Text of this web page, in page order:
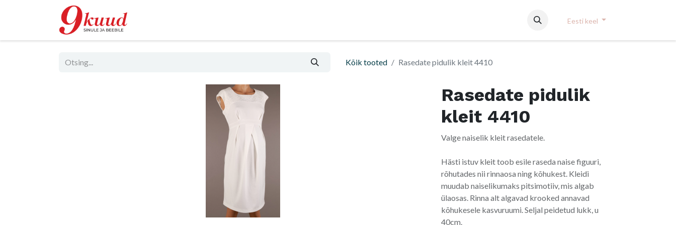
Eesti keel
Kõik tooted Rasedate pidulik kleit 4410
Rasedate pidulik
kleit 4410
Valge naiselik kleit rasedatele.
Hästi istuv kleit toob esile raseda naise figuuri,
rõhutades nii rinnaosa ning kõhukest. Kleidi
muudab naiselikumaks pitsimotiiv, mis algab
ülaosas. Rinna alt algavad krooked annavad
kõhukesele kasvuruumi. Seljal peidetud lukk, u
40cm.